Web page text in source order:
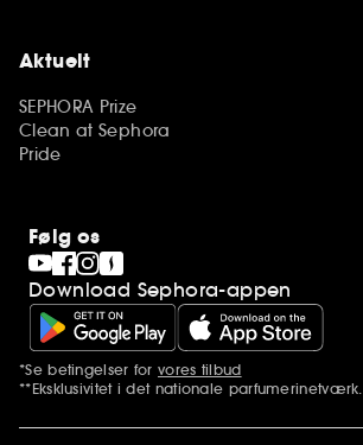
Aktuelt
SEPHORA Prize
Clean at Sephora
Pride
Følg os
Download Sephora-appen
Yderligere bemærkninger
*Se betingelser for vores tilbud
**Eksklusivitet i det nationale parfumerinetværk.